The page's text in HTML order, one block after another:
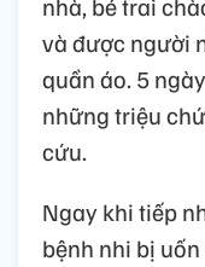
và được người
quần áo. 5
những triệu
cứu.
Ngay khi tiếp
bệnh nhi bị